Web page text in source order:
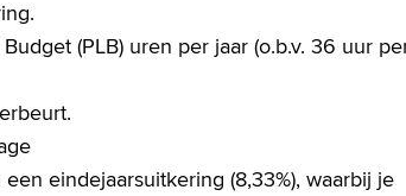
(PLB) uren per jaar (o.b.v. 36 uur
eindejaarsuitkering (8,33%), waarbij je